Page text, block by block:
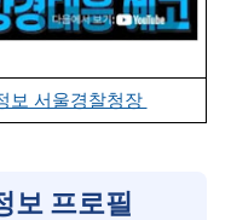
보 서울경찰청장
보 프로필